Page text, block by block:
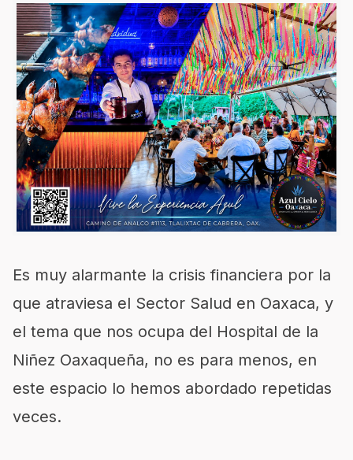
Es muy alarmante la crisis financiera por la
que atraviesa el Sector Salud en Oaxaca, y
el tema que nos ocupa del Hospital de la
Niñez Oaxaqueña, no es para menos, en
este espacio lo hemos abordado repetidas
veces.